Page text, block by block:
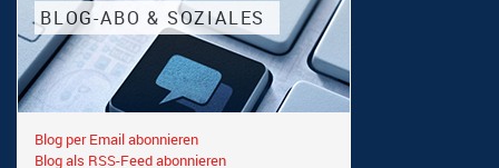
BLOG-ABO & SOZIALES
Blog per Email abonnieren
Blog als RSS-Feed abonnieren